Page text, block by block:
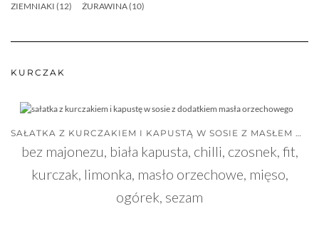
ZIEMNIAKI (12) ŻURAWINA(10)
KURCZAK
SAŁATKA Z KURCZAKIEM I KAPUSTĄ W SOSIE Z MASŁEM ORZECHOWYM
bez majonezu, biała kapusta, chilli, czosnek, fit,
kurczak, limonka, masło orzechowe, mięso,
ogórek, sezam